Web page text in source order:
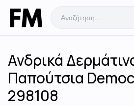
Ανδρικά
Παπούτσια
298108